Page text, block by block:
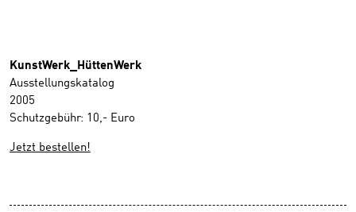
KunstWerk_HüttenWerk
Ausstellungskatalog
2005
Schutzgebühr: 10,- Euro
Jetzt bestellen!